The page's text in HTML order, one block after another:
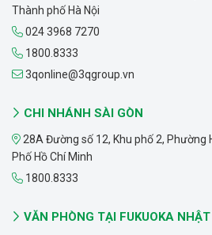
Thành phố Hà Nội
024 3968 7270
1800.8333
3qonline@3qgroup.vn
CHI NHÁNH SÀI GÒN
28A Đường số 12, Khu phố 2, Phường
Phố Hồ Chí Minh
1800.8333
VĂN PHÒNG TẠI FUKUOKA